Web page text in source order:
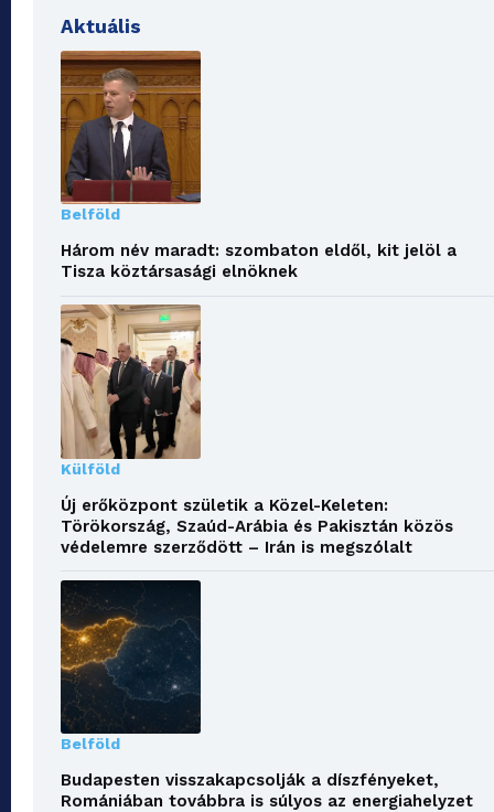
Aktuális
Belföld
Három név maradt: szombaton eldől, kit jelöl a
Tisza köztársasági elnöknek
Külföld
Új erőközpont születik a Közel-Keleten:
Törökország, Szaúd-Arábia és Pakisztán közös
védelemre szerződött – Irán is megszólalt
Belföld
Budapesten visszakapcsolják a díszfényeket,
Romániában továbbra is súlyos az energiahelyzet